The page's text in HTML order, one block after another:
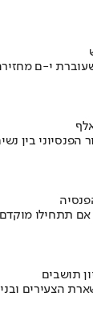
י-ם
בין
תתחילו
הצעירים